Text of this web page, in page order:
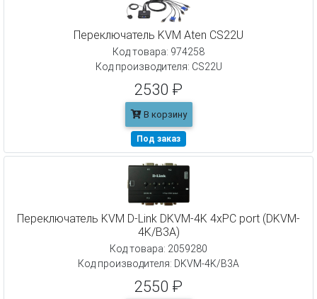
Переключатель KVM Aten CS22U
Код товара: 974258
Код производителя: CS22U
2530 ₽
В корзину
Под заказ
Переключатель KVM D-Link DKVM-4K 4xPC port (DKVM-
4K/B3A)
Код товара: 2059280
Код производителя: DKVM-4K/B3A
2550 ₽